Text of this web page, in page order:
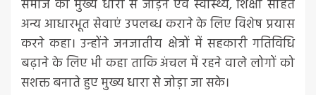
समाज की मुख्य धारा से जोड़ने एवं स्वास्थ्य, शिक्षा सहित
अन्य आधारभूत सेवाएं उपलब्ध कराने के लिए विशेष प्रयास
करने कहा। उन्होंने जनजातीय क्षेत्रों में सहकारी गतिविधि
बढ़ाने के लिए भी कहा ताकि अंचल में रहने वाले लोगों को
सशक्त बनाते हुए मुख्य धारा से जोड़ा जा सके।